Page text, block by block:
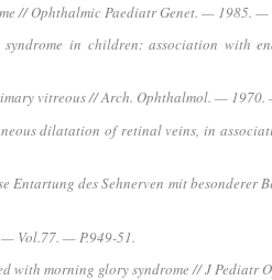
// Ophthalmic Paediatr Genet. — 1985.
in children: association with
vitreous // Arch. Ophthalmol. —
dilatation of retinal veins, in
Entartung des Sehnerven mit
— Vol.77. — P.949-51.
with morning glory syndrome // J